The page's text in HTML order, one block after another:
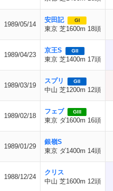
1989/05/14
安田記 GI
東京 芝1600m 18頭
1989/04/23
京王S GII
東京 芝1400m 17頭
1989/03/19
スプリ GII
中山 芝1200m 12頭
1989/02/18
フェブ GIII
東京 ダ1600m 16頭
1989/01/29
銀嶺S
東京 ダ1400m 14頭
1988/12/24
クリス
中山 芝1600m 12頭